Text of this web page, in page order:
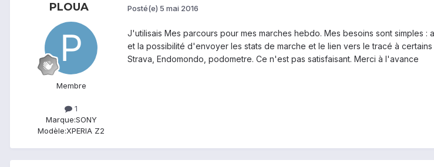
PLOUA
Membre
1
Marque:SONY
Modèle:XPERIA Z2
Posté(e) 5 mai 2016
J'utilisais Mes parcours pour mes marches hebdo. Mes besoins sont simples
et la possibilité d'envoyer les stats de marche et le lien vers le tracé à
Strava, Endomondo, podometre. Ce n'est pas satisfaisant. Merci à l'avance